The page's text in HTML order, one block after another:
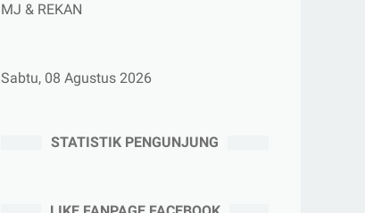
MJ & REKAN
Sabtu, 08 Agustus 2026
STATISTIK PENGUNJUNG